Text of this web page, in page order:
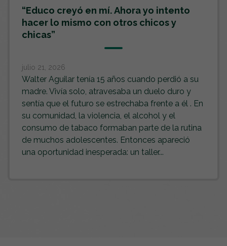
“Educo creyó en mí. Ahora yo intento
hacer lo mismo con otros chicos y
chicas”
julio 21, 2026
Walter Aguilar tenía 15 años cuando perdió a su
madre. Vivía solo, atravesaba un duelo duro y
sentía que el futuro se estrechaba frente a él . En
su comunidad, la violencia, el alcohol y el
consumo de tabaco formaban parte de la rutina
de muchos adolescentes. Entonces apareció
una oportunidad inesperada: un taller...